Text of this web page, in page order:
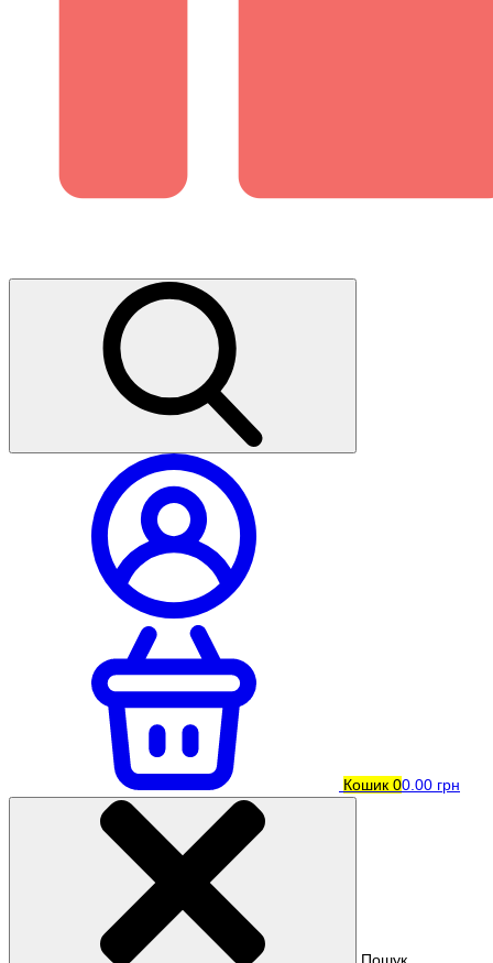
Кошик 00.00 грн